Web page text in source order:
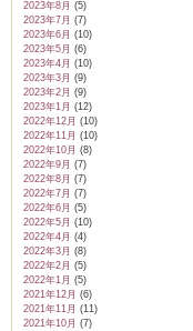
2023年8月 (5)
2023年7月 (7)
2023年6月 (10)
2023年5月 (6)
2023年4月 (10)
2023年3月 (9)
2023年2月 (9)
2023年1月 (12)
2022年12月 (10)
2022年11月 (10)
2022年10月 (8)
2022年9月 (7)
2022年8月 (7)
2022年7月 (7)
2022年6月 (5)
2022年5月 (10)
2022年4月 (4)
2022年3月 (8)
2022年2月 (5)
2022年1月 (5)
2021年12月 (6)
2021年11月 (11)
2021年10月 (7)